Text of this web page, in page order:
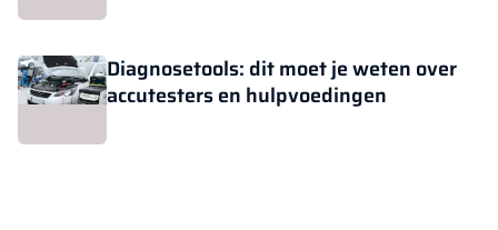
Diagnosetools: dit moet je weten over
accutesters en hulpvoedingen